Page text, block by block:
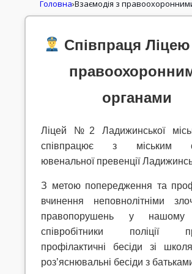
Головна›Взаємодія з
Співпраця
органами
Ліцей №2 Ладижинської
співпрацює з міським
ювенальної превенції
З метою попередження та
вчинення неповнолітніми
правопорушень у нашому
співробітники поліції
профілактичні бесіди зі
роз’яснювальні бесіди з